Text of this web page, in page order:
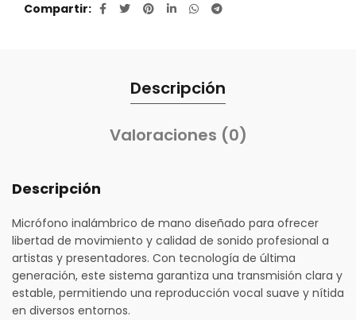
Compartir
Descripción
Valoraciones (0)
Descripción
Micrófono inalámbrico de mano diseñado para ofrecer
libertad de movimiento y calidad de sonido profesional a
artistas y presentadores. Con tecnología de última
generación, este sistema garantiza una transmisión clara y
estable, permitiendo una reproducción vocal suave y nítida
en diversos entornos.